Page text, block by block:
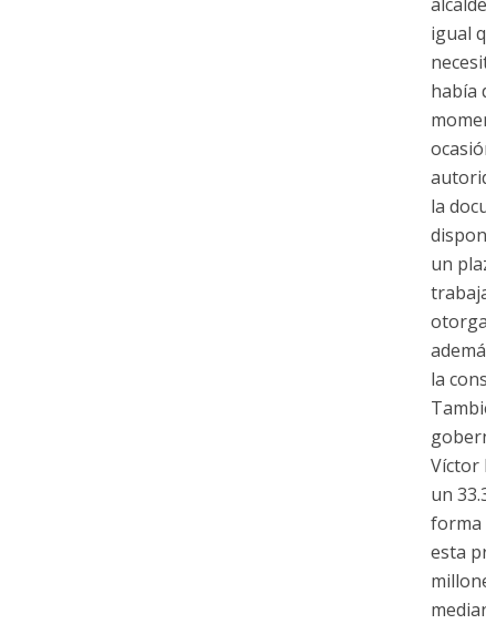
igual
había
la
un
la
Víctor
un
forma
esta